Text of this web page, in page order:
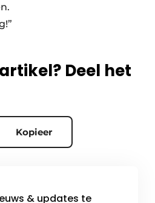
Deel het
Kopieer
& updates te